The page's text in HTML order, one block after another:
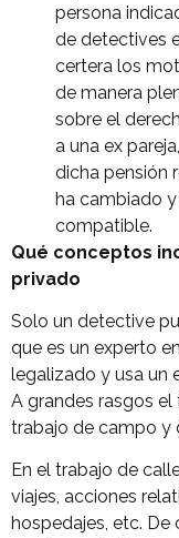
persona
de detectives
certera los
de manera
sobre el
a una ex
dicha pensión
ha cambiado
compatible.
Qué conceptos
privado
Solo un detective
que es un experto
legalizado y usa un
A grandes rasgos
trabajo de campo y
En el trabajo de
viajes, acciones
hospedajes, etc.